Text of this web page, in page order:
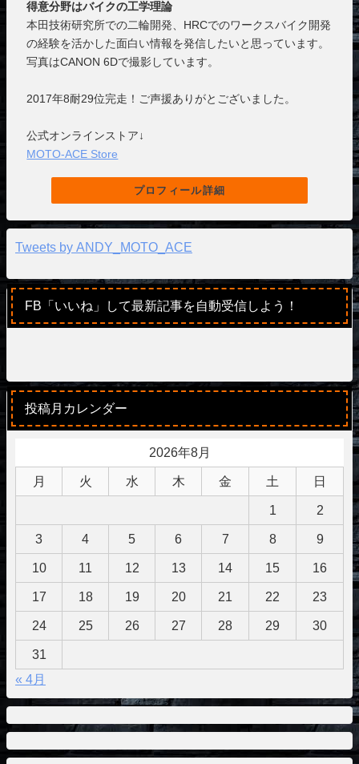
得意分野はバイクの工学理論
本田技術研究所での二輪開発、HRCでのワークスバイク開発
の経験を活かした面白い情報を発信したいと思っています。
写真はCANON 6Dで撮影しています。
2017年8耐29位完走！ご声援ありがとございました。
公式オンラインストア↓
MOTO-ACE Store
プロフィール詳細
Tweets by ANDY_MOTO_ACE
FB「いいね」して最新記事を自動受信しよう！
投稿月カレンダー
2026年8月
月 火 水 木 金 土 日
1 2
3 4 5 6 7 8 9
10 11 12 13 14 15 16
17 18 19 20 21 22 23
24 25 26 27 28 29 30
31
« 4月